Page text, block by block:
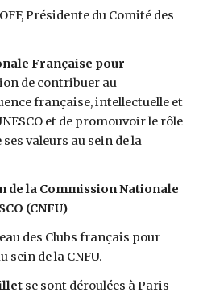
Présidente du Comité des
de contribuer au
française, intellectuelle et
et de promouvoir le rôle
valeurs au sein de la
de la Commission Nationale
(CNFU)
des Clubs français pour
sein de la CNFU.
se sont déroulées à Paris